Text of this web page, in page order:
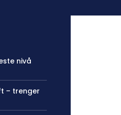
nivå
– trenger